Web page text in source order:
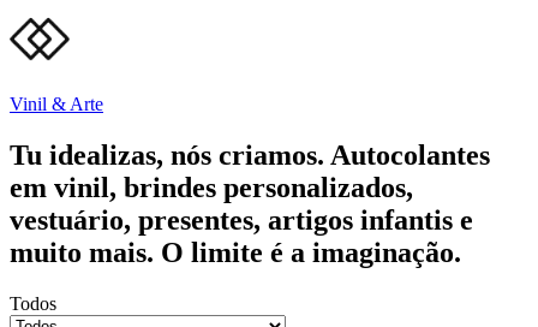
Vinil & Arte
Tu idealizas, nós criamos. Autocolantes
em vinil, brindes personalizados,
vestuário, presentes, artigos infantis e
muito mais. O limite é a imaginação.
Todos